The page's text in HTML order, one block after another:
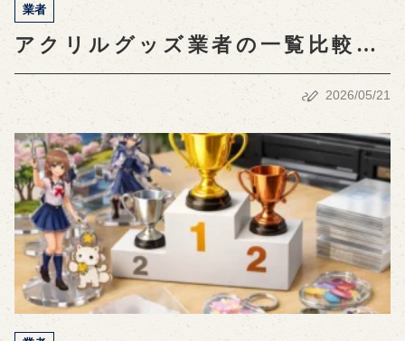
業者
アクリルグッズ業者の一覧比較！
おすすめ業者を徹底解説
2026/05/21